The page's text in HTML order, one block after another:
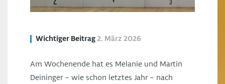
Wichtiger Beitrag2. März 2026
Am Wochenende hat es Melanie und Martin
Deininger – wie schon letztes Jahr – nach